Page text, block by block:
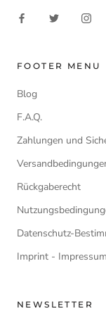
FOOTER MENU
Blog
F.A.Q.
Zahlungen und
Rückgaberecht
Datenschutz-
Imprint - Impressum
NEWSLETTER